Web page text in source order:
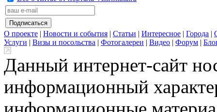
О проекте | Новости и события | Статьи | Интересное | Города |
Услуги | Визы и посольства | Фотогалереи | Видео | Форум |
Данный интернет-сайт
информационный